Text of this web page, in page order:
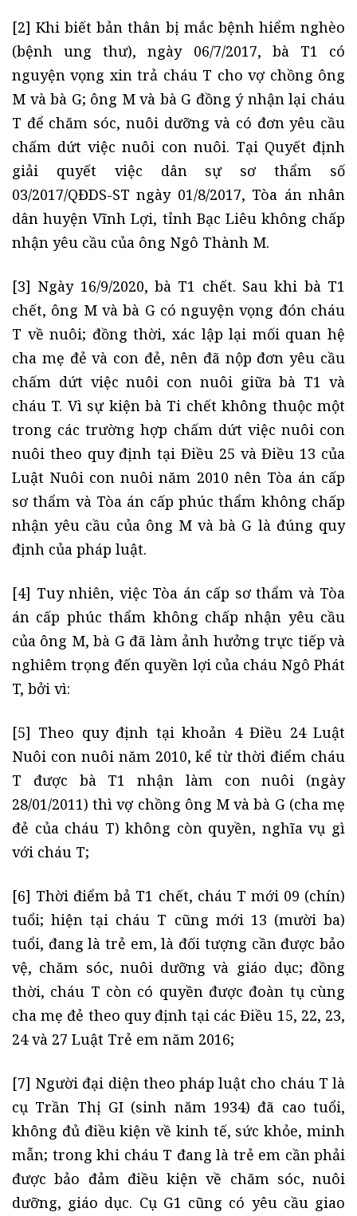
[2] Khi biết bản thân bị mắc bệnh hiểm nghèo
(bệnh ung thư), ngày 06/7/2017, bà T1 có
nguyện vọng xin trả cháu T cho vợ chồng ông
M và bà G; ông M và bà G đồng ý nhận lại cháu
T để chăm sóc, nuôi dưỡng và có đơn yêu cầu
chấm dứt việc nuôi con nuôi. Tại Quyết định
giải quyết việc dân sự sơ thẩm số
03/2017/QĐDS-ST ngày 01/8/2017, Tòa án nhân
dân huyện Vĩnh Lợi, tỉnh Bạc Liêu không chấp
nhận yêu cầu của ông Ngô Thành M.
[3] Ngày 16/9/2020, bà T1 chết. Sau khi bà T1
chết, ông M và bà G có nguyện vọng đón cháu
T về nuôi; đồng thời, xác lập lại mối quan hệ
cha mẹ đẻ và con đẻ, nên đã nộp đơn yêu cầu
chấm dứt việc nuôi con nuôi giữa bà T1 và
cháu T. Vì sự kiện bà Ti chết không thuộc một
trong các trường hợp chấm dứt việc nuôi con
nuôi theo quy định tại Điều 25 và Điều 13 của
Luật Nuôi con nuôi năm 2010 nên Tòa án cấp
sơ thẩm và Tòa án cấp phúc thẩm không chấp
nhận yêu cầu của ông M và bà G là đúng quy
định của pháp luật.
[4] Tuy nhiên, việc Tòa án cấp sơ thẩm và Tòa
án cấp phúc thẩm không chấp nhận yêu cầu
của ông M, bà G đã làm ảnh hưởng trực tiếp và
nghiêm trọng đến quyền lợi của cháu Ngô Phát
T, bởi vì:
[5] Theo quy định tại khoản 4 Điều 24 Luật
Nuôi con nuôi năm 2010, kể từ thời điểm cháu
T được bà T1 nhận làm con nuôi (ngày
28/01/2011) thì vợ chồng ông M và bà G (cha mẹ
đẻ của cháu T) không còn quyền, nghĩa vụ gì
với cháu T;
[6] Thời điểm bả T1 chết, cháu T mới 09 (chín)
tuổi; hiện tại cháu T cũng mới 13 (mười ba)
tuổi, đang là trẻ em, là đối tượng cần được bảo
vệ, chăm sóc, nuôi dưỡng và giáo dục; đồng
thời, cháu T còn có quyền được đoàn tụ cùng
cha mẹ đẻ theo quy định tại các Điều 15, 22, 23,
24 và 27 Luật Trẻ em năm 2016;
[7] Người đại diện theo pháp luật cho cháu T là
cụ Trần Thị GI (sinh năm 1934) đã cao tuổi,
không đủ điều kiện về kinh tế, sức khỏe, minh
mẫn; trong khi cháu T đang là trẻ em cần phải
được bảo đảm điều kiện về chăm sóc, nuôi
dưỡng, giáo dục. Cụ G1 cũng có yêu cầu giao